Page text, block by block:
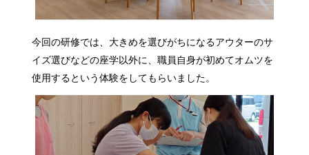
今回の研修では、大きめを選びがちになるアウターのサ
イズ選びなどの座学以外に、職員自身が初めてオムツを
使用するという体験をしてもらいました。